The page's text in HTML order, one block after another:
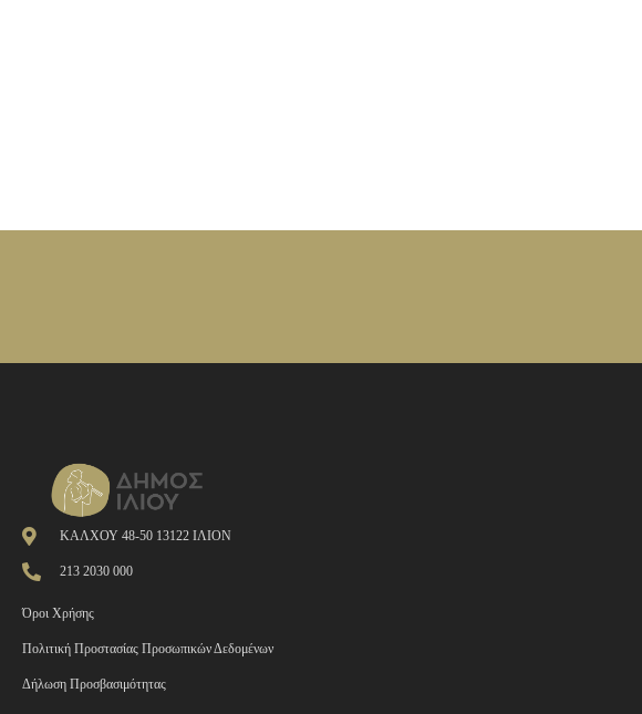
ΚΑΛΧΟΥ 48-50 13122 ΙΛΙΟΝ
213 2030 000
Όροι Χρήσης
Πολιτική Προστασίας Προσωπικών Δεδομένων
Δήλωση Προσβασιμότητας